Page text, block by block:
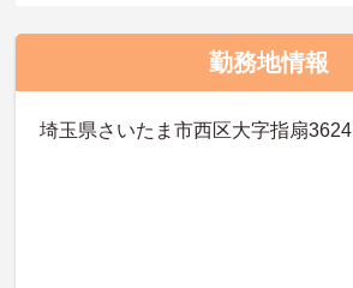
勤務地情報
埼玉県さいたま市西区大字指扇3624